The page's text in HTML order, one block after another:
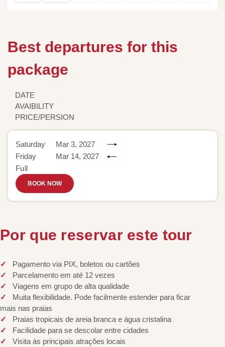
Best departures for this
package
DATE
AVAIBILITY
PRICE/PERSION
Saturday
Mar 3, 2027
Friday
Mar 14, 2027
Full
BOOK NOW
Por que reservar este tour
Pagamento via PIX, boletos ou cartões
Parcelamento em até 12 vezes
Viagens em grupo de alta qualidade
Muita flexibilidade. Pode facilmente estender para ficar
mais nas praias
Praias tropicais de areia branca e água cristalina
Facilidade para se descolar entre cidades
Visita às principais atrações locais